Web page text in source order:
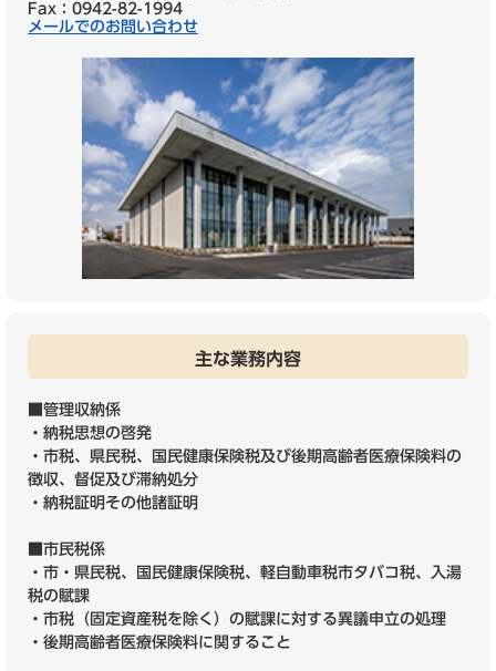
Fax：0942-82-1994
メールでのお問い合わせ
主な業務内容
■管理収納係
・納税思想の啓発
・市税、県民税、国民健康保険税及び後期高齢者医療保険料の
徴収、督促及び滞納処分
・納税証明その他諸証明
■市民税係
・市・県民税、国民健康保険税、軽自動車税市タバコ税、入湯
税の賦課
・市税（固定資産税を除く）の賦課に対する異議申立の処理
・後期高齢者医療保険料に関すること